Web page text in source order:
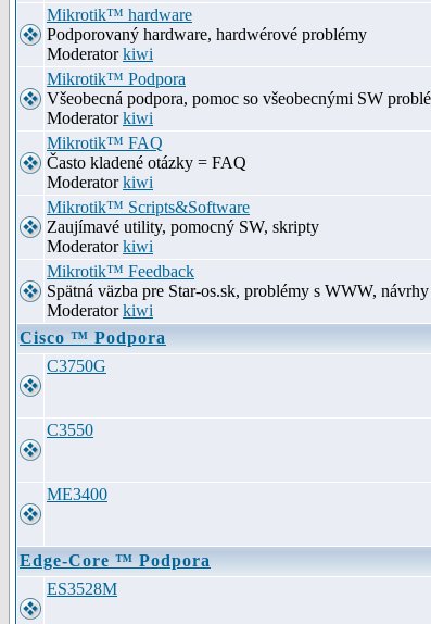
Mikrotik™ hardware
Podporovaný hardware, hardwérové problémy
Moderatorkiwi
Mikrotik™ Podpora
Všeobecná podpora, pomoc so všeobecnými SW
Moderatorkiwi
Mikrotik™ FAQ
Často kladené otázky = FAQ
Moderatorkiwi
Mikrotik™ Scripts&Software
Zaujímavé utility, pomocný SW, skripty
Moderatorkiwi
Mikrotik™ Feedback
Spätná väzba pre Star-os.sk, problémy s WWW, návrhy
Moderatorkiwi
Cisco ™ Podpora
C3750G
C3550
ME3400
Edge-Core ™ Podpora
ES3528M